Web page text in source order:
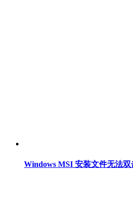
Windows MSI 安装文件无法